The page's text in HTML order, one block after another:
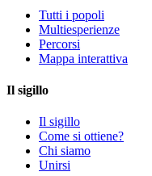
Tutti i popoli
Multiesperienze
Percorsi
Mappa interattiva
Il sigillo
Il sigillo
Come si ottiene?
Chi siamo
Unirsi